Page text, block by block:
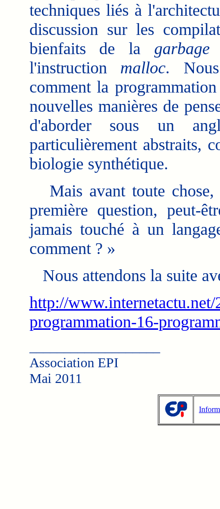
techniques liés à
discussion sur les
bienfaits de la garbage
l'instruction malloc.
comment la
nouvelles manières de
d'aborder sous un
particulièrement abstraits,
biologie synthétique.
Mais avant toute chose,
première question, peut-
jamais touché à un
comment ? »
Nous attendons la suite
http://
programmation-16-
Association EPI
Mai 2011